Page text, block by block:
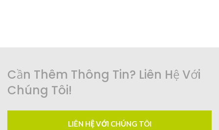
Cần Thêm Thông Tin? Liên Hệ Với
Chúng Tôi!
LIÊN HỆ VỚI CHÚNG TÔI